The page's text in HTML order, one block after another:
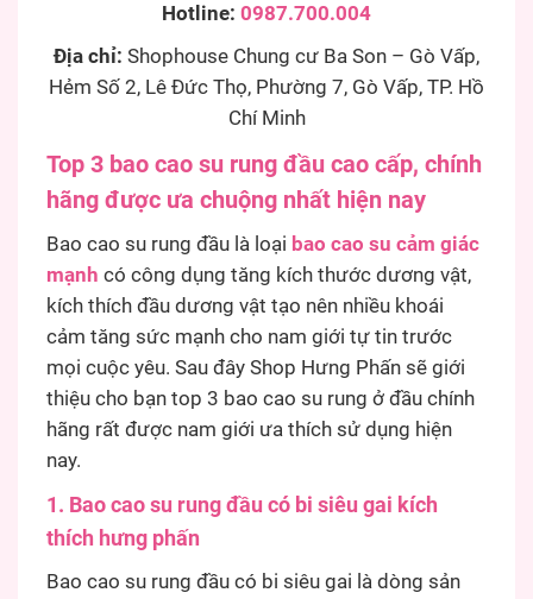
Hotline: 0987.700.004
Địa chỉ: Shophouse Chung cư Ba Son – Gò Vấp,
Hẻm Số 2, Lê Đức Thọ, Phường 7, Gò Vấp, TP. Hồ
Chí Minh
Top 3 bao cao su rung đầu cao cấp, chính
hãng được ưa chuộng nhất hiện nay
Bao cao su rung đầu là loại bao cao su cảm giác
mạnh có công dụng tăng kích thước dương vật,
kích thích đầu dương vật tạo nên nhiều khoái
cảm tăng sức mạnh cho nam giới tự tin trước
mọi cuộc yêu. Sau đây Shop Hưng Phấn sẽ giới
thiệu cho bạn top 3 bao cao su rung ở đầu chính
hãng rất được nam giới ưa thích sử dụng hiện
nay.
1. Bao cao su rung đầu có bi siêu gai kích
thích hưng phấn
Bao cao su rung đầu có bi siêu gai là dòng sản